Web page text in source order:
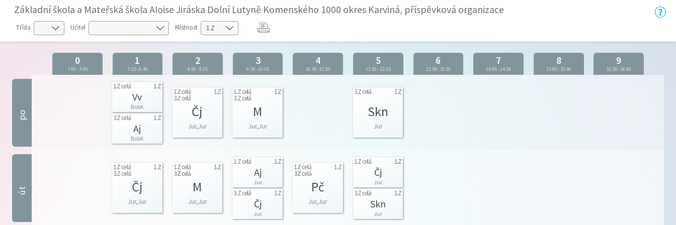
Základní škola a Mateřská škola Aloise Jiráska Dolní Lutyně Komenského 1000 okres Karviná, příspěvková organizace
Třída Učitel Místnost
0
7:00-7:45
1
7:55-8:40
2
8:50 -9:35
3
9:50-10:35
4
10:45-11:30
5
11:50-12:35
6
12:50-13:35
7
14:05-14:50
8
15:00-15:40
9
15:50-16:00
po
1.Z celá 1.Z
Vv
BobK
3.Z celá 1.Z
Aj
BobK
1.Z celá
3.Z celá
1.Z
Čj
Jur,Jur
1.Z celá
3.Z celá
1.Z
M
Jur,Jur
3.Z celá 1.Z
Skn
Jur
út
1.Z celá
3.Z celá
1.Z
Čj
Jur,Jur
1.Z celá
3.Z celá
1.Z
M
Jur,Jur
1.Z celá 1.Z
Aj
Jur
3.Z celá 1.Z
Čj
Jur
1.Z celá
3.Z celá
1.Z
Pč
Jur,Jur
1.Z celá 1.Z
Čj
Jur
3.Z celá 1.Z
Skn
Jur